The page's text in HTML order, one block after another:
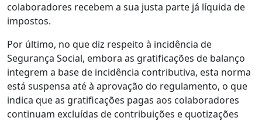
colaboradores recebem a sua justa parte já líquida de
impostos.
Por último, no que diz respeito à incidência de
Segurança Social, embora as gratificações de balanço
integrem a base de incidência contributiva, esta norma
está suspensa até à aprovação do regulamento, o que
indica que as gratificações pagas aos colaboradores
continuam excluídas de contribuições e quotizações